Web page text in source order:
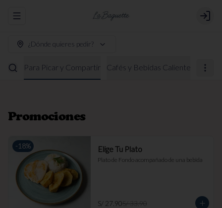
Abrir menu de navegación Login
¿Dónde quieres pedir?
Para Picar y Compartir Cafés y Bebidas Calientes
Promociones
-18% Elige Tu Plato
Plato de Fondo acompañado de una bebida
S/ 27.90S/ 33.90